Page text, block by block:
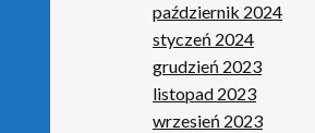
październik 2024
styczeń 2024
grudzień 2023
listopad 2023
wrzesień 2023